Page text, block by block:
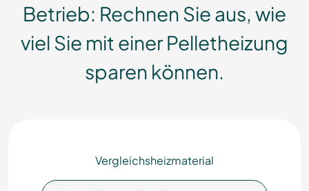
Betrieb: Rechnen Sie aus, wie
viel Sie mit einer Pelletheizung
sparen können.
Vergleichsheizmaterial